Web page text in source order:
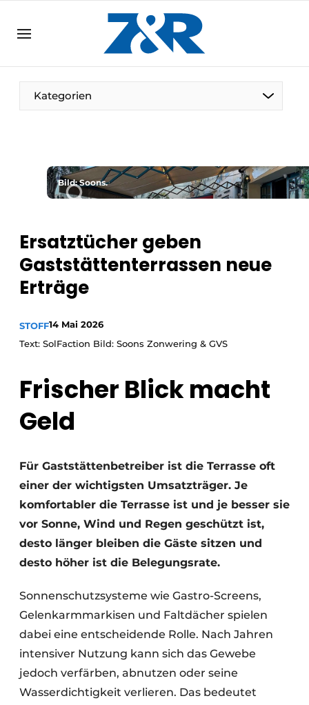
DE EN
DE
Kategorien
Bild: Soons.
Ersatztücher geben
Gaststättenterrassen neue
Erträge
STOFF14 Mai 2026
Text: SolFaction Bild: Soons Zonwering & GVS
Frischer Blick macht
Geld
Für Gaststättenbetreiber ist die Terrasse oft
einer der wichtigsten Umsatzträger. Je
komfortabler die Terrasse ist und je besser sie
vor Sonne, Wind und Regen geschützt ist,
desto länger bleiben die Gäste sitzen und
desto höher ist die Belegungsrate.
Sonnenschutzsysteme wie Gastro-Screens,
Gelenkarmmarkisen und Faltdächer spielen
dabei eine entscheidende Rolle. Nach Jahren
intensiver Nutzung kann sich das Gewebe
jedoch verfärben, abnutzen oder seine
Wasserdichtigkeit verlieren. Das bedeutet